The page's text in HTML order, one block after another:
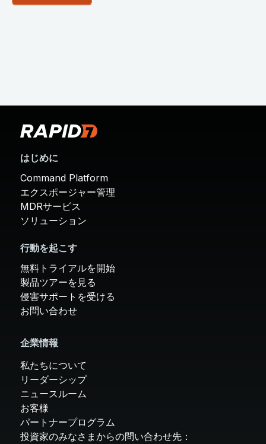
はじめに
Command Platform
エクスポージャー管理
MDRサービス
ソリューション
行動を起こす
無料トライアルを開始
製品ツアーを見る
侵害サポートを受ける
お問い合わせ
企業情報
私たちについて
リーダーシップ
ニュースルーム
お客様
パートナープログラム
投資家のみなさまからの問い合わせ先：